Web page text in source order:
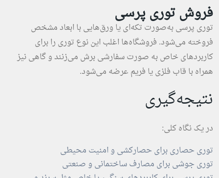
فروش توری پرسی
توری پرسی به‌صورت تکه‌ای یا ورق‌هایی با ابعاد مشخص
فروخته می‌شود. فروشگاه‌ها اغلب این نوع توری را برای
کاربردهای خاص به صورت سفارشی برش می‌زنند و گاهی نیز
همراه با قاب فلزی یا فریم عرضه می‌شود.
نتیجه‌گیری
در یک نگاه کلی:
توری حصاری برای حصارکشی و امنیت محیطی
توری جوشی برای مصارف ساختمانی و صنعتی